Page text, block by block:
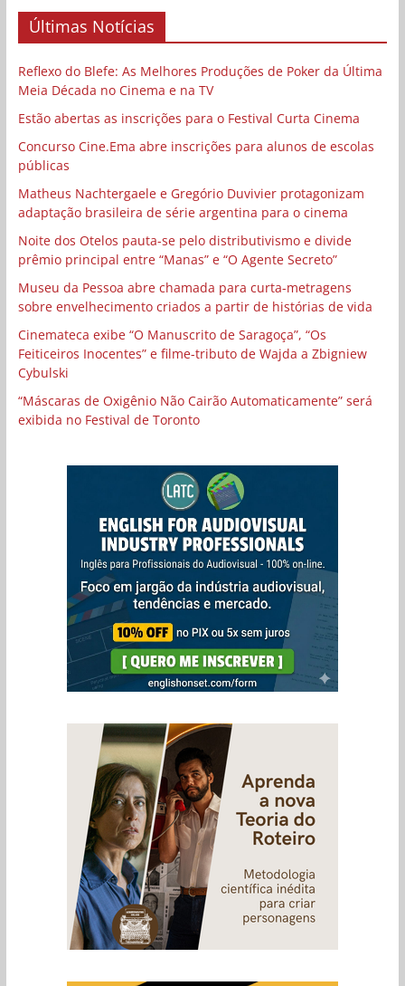
Últimas Notícias
Reflexo do Blefe: As Melhores Produções de Poker da Última
Meia Década no Cinema e na TV
Estão abertas as inscrições para o Festival Curta Cinema
Concurso Cine.Ema abre inscrições para alunos de escolas
públicas
Matheus Nachtergaele e Gregório Duvivier protagonizam
adaptação brasileira de série argentina para o cinema
Noite dos Otelos pauta-se pelo distributivismo e divide
prêmio principal entre “Manas” e “O Agente Secreto”
Museu da Pessoa abre chamada para curta-metragens
sobre envelhecimento criados a partir de histórias de vida
Cinemateca exibe “O Manuscrito de Saragoça”, “Os
Feiticeiros Inocentes” e filme-tributo de Wajda a Zbigniew
Cybulski
“Máscaras de Oxigênio Não Cairão Automaticamente” será
exibida no Festival de Toronto